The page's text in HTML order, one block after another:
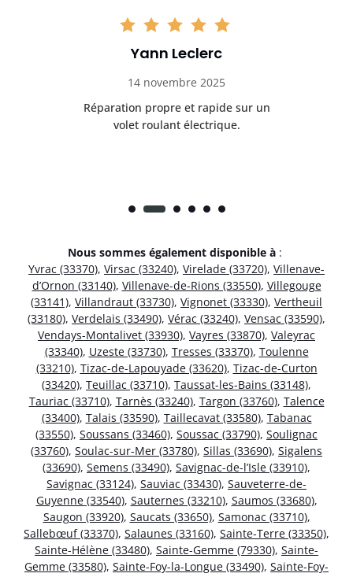
Yann Leclerc
14 novembre 2025
Réparation propre et rapide sur un
volet roulant électrique.
Nous sommes également disponible à :
Yvrac (33370), Virsac (33240), Virelade (33720), Villenave-
d’Ornon (33140), Villenave-de-Rions (33550), Villegouge
(33141), Villandraut (33730), Vignonet (33330), Vertheuil
(33180), Verdelais (33490), Vérac (33240), Vensac (33590),
Vendays-Montalivet (33930), Vayres (33870), Valeyrac
(33340), Uzeste (33730), Tresses (33370), Toulenne
(33210), Tizac-de-Lapouyade (33620), Tizac-de-Curton
(33420), Teuillac (33710), Taussat-les-Bains (33148),
Tauriac (33710), Tarnès (33240), Targon (33760), Talence
(33400), Talais (33590), Taillecavat (33580), Tabanac
(33550), Soussans (33460), Soussac (33790), Soulignac
(33760), Soulac-sur-Mer (33780), Sillas (33690), Sigalens
(33690), Semens (33490), Savignac-de-l’Isle (33910),
Savignac (33124), Sauviac (33430), Sauveterre-de-
Guyenne (33540), Sauternes (33210), Saumos (33680),
Saugon (33920), Saucats (33650), Samonac (33710),
Sallebœuf (33370), Salaunes (33160), Sainte-Terre (33350),
Sainte-Hélène (33480), Sainte-Gemme (79330), Sainte-
Gemme (33580), Sainte-Foy-la-Longue (33490), Sainte-Foy-